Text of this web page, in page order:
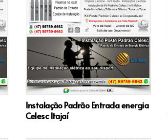
Instalação Padrão Entrada energia
Celesc Itajaí